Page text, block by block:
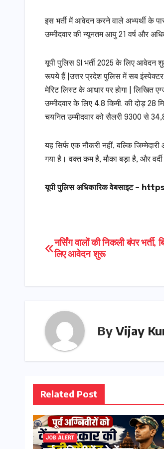
इस भर्ती में आवेदन करने वाले अभ्यर्थी के
उम्मीदवार की न्यूनतम आयु 21 वर्ष और
यूपी पुलिस SI भर्ती 2025 के लिए
रूपये हैं |उत्तर प्रदेश पुलिस में सब इंस्पेक्टर
मेरिट लिस्ट के आधार पर होगा | लिखित
उम्मीदवार के लिए 4.8 किमी. की दोड़ 28
चयनित उम्मीदवार को सैलरी 9300 से
यह सिर्फ एक नौकरी नहीं, बल्कि
गया है। वक्त कम है, मौका बड़ा है, और
यूपी पुलिस अधिकारिक वेबसाइट –
Post
नर्सिंग वालों की निकली बंपर
लिए आवेदन शुरू
By Vijay
Related Post
JOB ALERT